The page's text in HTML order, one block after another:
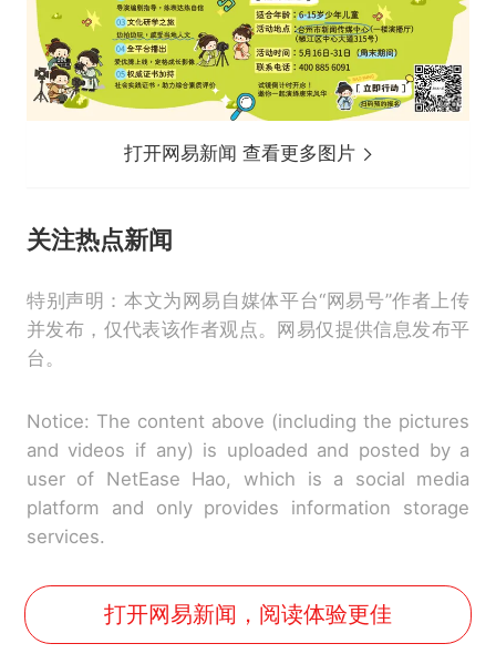
打开网易新闻 查看更多图片
关注热点新闻
特别声明：本文为网易自媒体平台“网易号”作者上传
并发布，仅代表该作者观点。网易仅提供信息发布平
台。
Notice: The content above (including the pictures
and videos if any) is uploaded and posted by a
user of NetEase Hao, which is a social media
platform and only provides information storage
services.
打开网易新闻，阅读体验更佳